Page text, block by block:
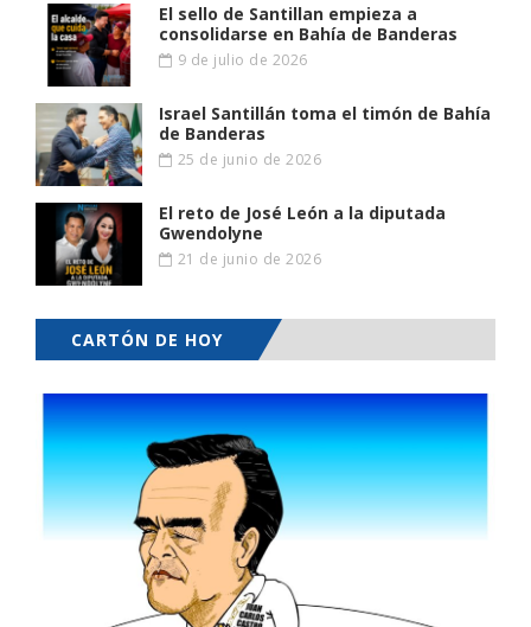
El sello de Santillan empieza a
consolidarse en Bahía de Banderas
9 de julio de 2026
Israel Santillán toma el timón de Bahía
de Banderas
25 de junio de 2026
El reto de José León a la diputada
Gwendolyne
21 de junio de 2026
CARTÓN DE HOY